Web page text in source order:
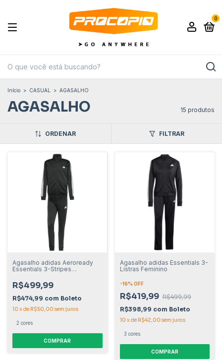
0
Início > CASUAL > AGASALHO
AGASALHO 15 produtos
ORDENAR FILTRAR
Agasalho adidas Aeroready
Essentials 3-Stripes
R$499,99
R$474,99 com Boleto
10 x de R$50,00 sem juros
2 cores
COMPRAR
Agasalho adidas Essentials 3-
Listras Feminino
-16% OFF
R$419,99 R$499,99
R$398,99 com Boleto
10 x de R$42,00 sem juros
3 cores
COMPRAR